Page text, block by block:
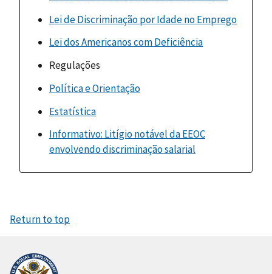
Lei de Discriminação por Idade no Emprego
Lei dos Americanos com Deficiência
Regulações
Política e Orientação
Estatística
Informativo: Litígio notável da EEOC
envolvendo discriminação salarial
Return to top